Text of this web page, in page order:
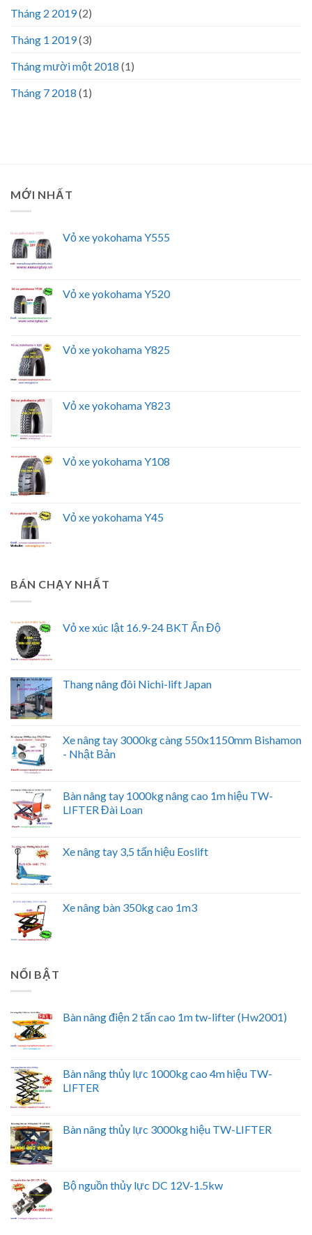
Tháng 2 2019(2)
Tháng 1 2019(3)
Tháng mười một 2018 (1)
Tháng 7 2018 (1)
MỚI NHẤT
Vỏ xe yokohama Y555
Vỏ xe yokohama Y520
Vỏ xe yokohama Y825
Vỏ xe yokohama Y823
Vỏ xe yokohama Y108
Vỏ xe yokohama Y45
BÁN CHẠY NHẤT
Vỏ xe xúc lật 16.9-24 BKT Ấn Độ
Thang nâng đôi Nichi-lift Japan
Xe nâng tay 3000kg càng 550x1150mm Bishamon
- Nhật Bản
Bàn nâng tay 1000kg nâng cao 1m hiệu TW-
LIFTER Đài Loan
Xe nâng tay 3,5 tấn hiệu Eoslift
Xe nâng bàn 350kg cao 1m3
NỔI BẬT
Bàn nâng điện 2 tấn cao 1m tw-lifter (Hw2001)
Bàn nâng thủy lực 1000kg cao 4m hiệu TW-
LIFTER
Bàn nâng thủy lực 3000kg hiệu TW-LIFTER
Bộ nguồn thủy lực DC 12V-1.5kw